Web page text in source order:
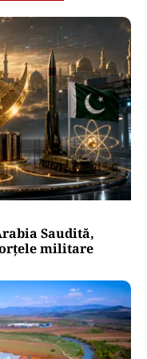
Saudită,
militare